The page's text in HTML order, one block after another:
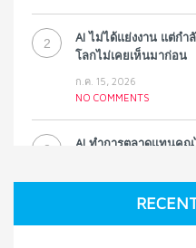
2
AI ไม่ได้แย่งงาน แต่กำ
โลกไม่เคยเห็นมาก่อน
ก.ค. 15, 2026
NO COMMENTS
3
AI ทำการตลาดแทนคุณ
NO COMMENTS